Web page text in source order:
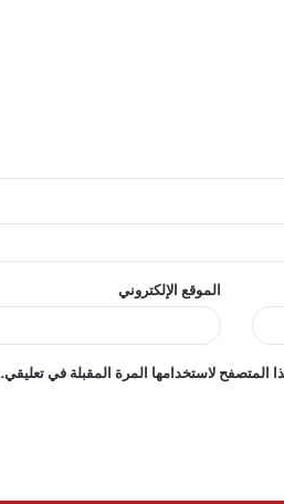
الموقع الإلكتروني
المتصفح لاستخدامها المرة المقبلة في تعليقي.